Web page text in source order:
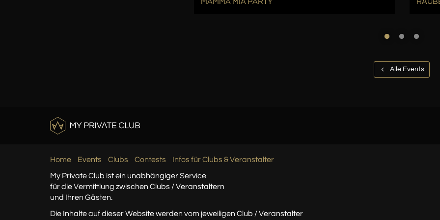
Alle Events
Home Events Clubs Contests Infos für Clubs & Veranstalter
My Private Club ist ein unabhängiger Service
für die Vermittlung zwischen Clubs / Veranstaltern
und Ihren Gästen.
Die Inhalte auf dieser Website werden vom jeweiligen Club / Veranstalter